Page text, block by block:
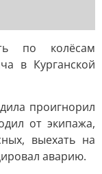
по колёсам
в Курганской
проигнорил
от экипажа,
выехать на
аварию.